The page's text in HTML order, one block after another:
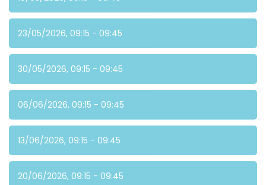
23/05/2026, 09:15 - 09:45
30/05/2026, 09:15 - 09:45
06/06/2026, 09:15 - 09:45
13/06/2026, 09:15 - 09:45
20/06/2026, 09:15 - 09:45